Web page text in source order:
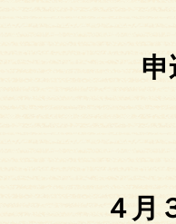
申
４月